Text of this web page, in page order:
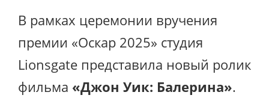
В рамках церемонии вручения
премии «Оскар 2025» студия
Lionsgate представила новый ролик
фильма «Джон Уик: Балерина».